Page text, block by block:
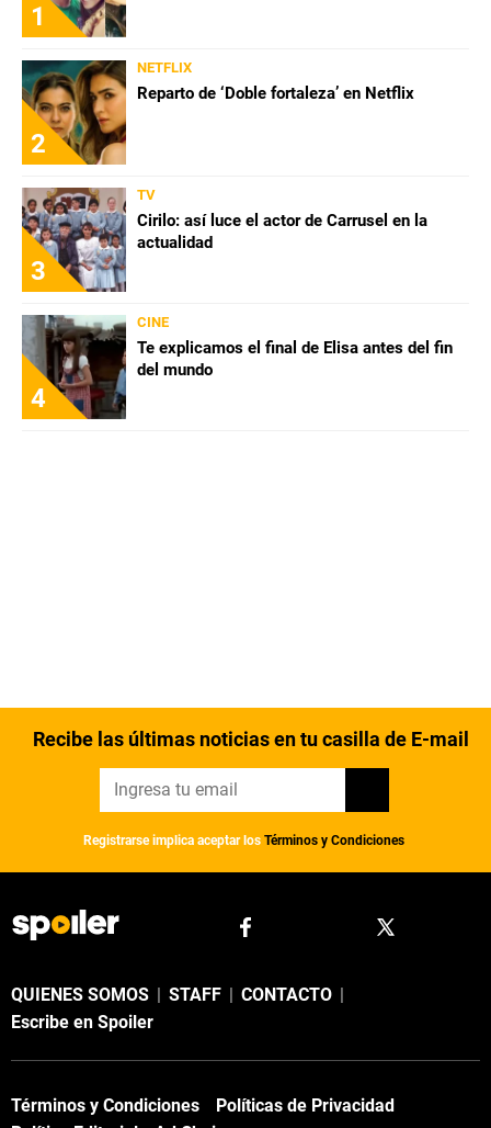
1
2
NETFLIX
Reparto de ‘Doble fortaleza’ en Netflix
3
TV
Cirilo: así luce el actor de Carrusel en la
actualidad
4
CINE
Te explicamos el final de Elisa antes del fin
del mundo
Recibe las últimas noticias en tu casilla de E-mail
Registrarse implica aceptar los Términos y Condiciones
QUIENES SOMOS STAFF CONTACTO
Escribe en Spoiler
Términos y Condiciones
Políticas de Privacidad